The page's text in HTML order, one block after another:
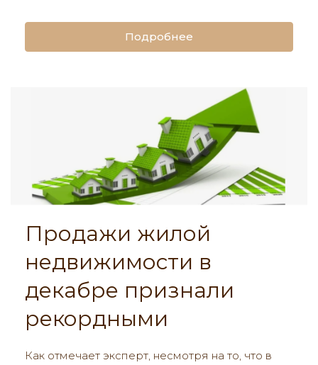
Подробнее
Продажи жилой
недвижимости в
декабре признали
рекордными
Как отмечает эксперт, несмотря на то, что в